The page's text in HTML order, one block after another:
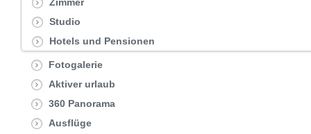
Studio
Hotels und Pensionen
Fotogalerie
Aktiver urlaub
360 Panorama
Ausflüge